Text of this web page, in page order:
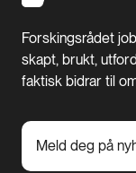
Forskingsrådet
skapt, brukt,
faktisk bidrar til
Meld deg på